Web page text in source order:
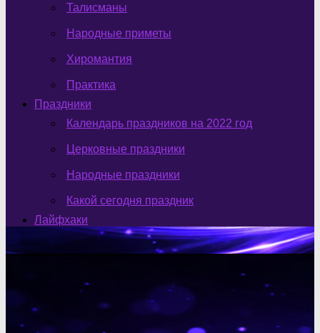
Талисманы
Народные приметы
Хиромантия
Практика
Праздники
Календарь праздников на 2022 год
Церковные праздники
Народные праздники
Какой сегодня праздник
Лайфхаки